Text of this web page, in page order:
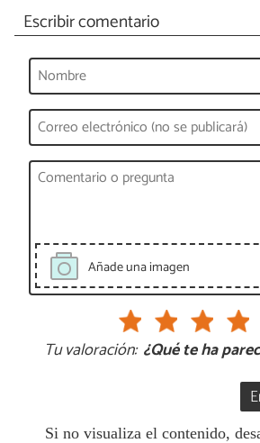
Escribir comentario
Añade una imagen
Tu valoración: ¿Qué te ha
Si no visualiza el contenido,